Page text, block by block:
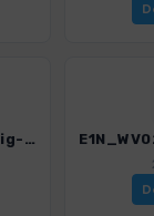
E1N_WV01_Schleswig-Doerpstedt_4551_2.gpx